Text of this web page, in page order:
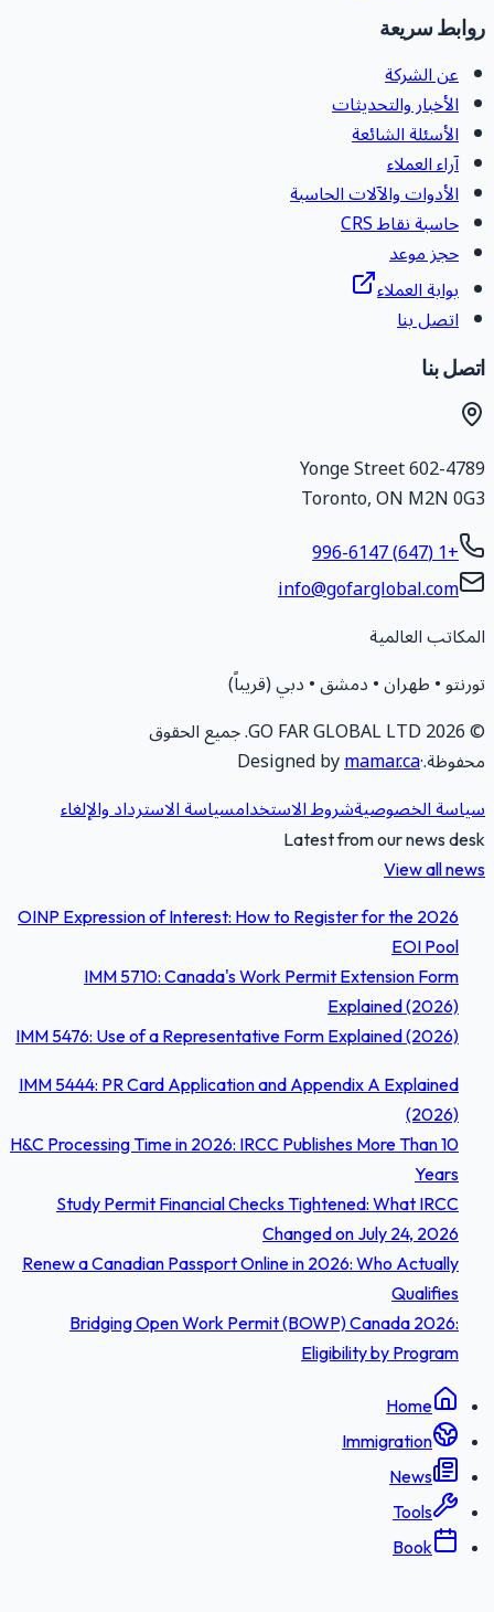
سريعة
عن الشركة
الأخبار والتحديثات
الأسئلة الشائعة
آراء العملاء
الأدوات والآلات الحاسبة
حاسبة نقاط CRS
حجز موعد
بوابة العملاء
اتصل بنا
بنا
602-4789 Yonge
Toronto,ONM2N
+1 (647) 996-6147
info@gofarglobal.com
العالمية
• طهران • دمشق • دبي (قريباً)
2026
GO FAR GLOBAL LTD. جميع الحقوق
·
Designed bymamar.ca
الخصوصيةشروط الاستخدامسياسة الاسترداد والإلغاء
Latest from our news
View all
OINP Expression of Interest: How to Register for the 2026
EOI Pool
IMM 5710: Canada's Work Permit Extension Form
Explained (2026)
IMM 5476: Use of a Representative Form Explained (2026)
IMM 5444: PR Card Application and Appendix A Explained
(2026)
H&C Processing Time in 2026: IRCC Publishes More Than 10
Years
Study Permit Financial Checks Tightened: What IRCC
Changed on July 24, 2026
Renew a Canadian Passport Online in 2026: Who Actually
Qualifies
Bridging Open Work Permit (BOWP) Canada 2026:
Eligibility by Program
Home
Immigration
News
Tools
Book